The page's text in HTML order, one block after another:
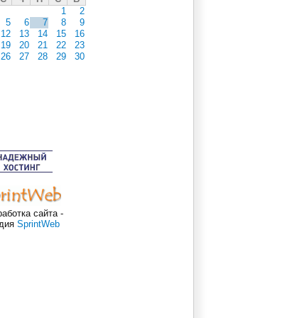
1
2
5 6 7 8
9
12 13 14 15
16
19 20 21 22
23
26 27 28 29
30
сайта -
SprintWeb